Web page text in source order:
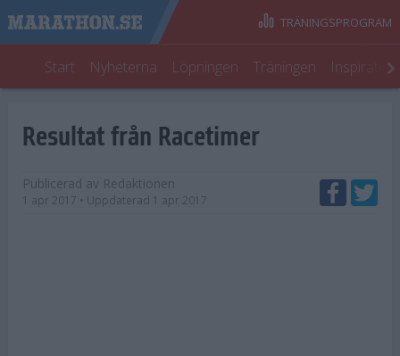
Start Nyheterna Löpningen Träningen
TRÄNINGSPROGRAM
Resultat från Racetimer
Publicerad av Redaktionen
1 apr 2017 • Uppdaterad 1 apr 2017